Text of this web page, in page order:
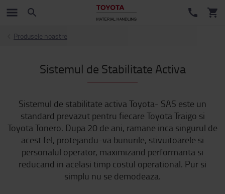
Produsele noastre
Sistemul de Stabilitate Activa
Sistemul de stabilitate activa Toyota- SAS este un
standard prevazut pentru fiecare Toyota Traigo si
Toyota Tonero. Dupa 20 de ani, ramane inca singurul de
acest fel, protejandu-va bunurile, stivuitoarele si
personalul operator, maximizand performanta si
reducand in acelasi timp costul operational. Pur si
simplu nu se demodeaza.